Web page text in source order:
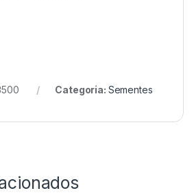
Categoria: Sementes